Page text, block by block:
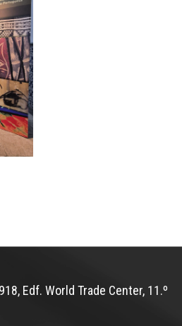
Edf. World Trade Center, 11.º